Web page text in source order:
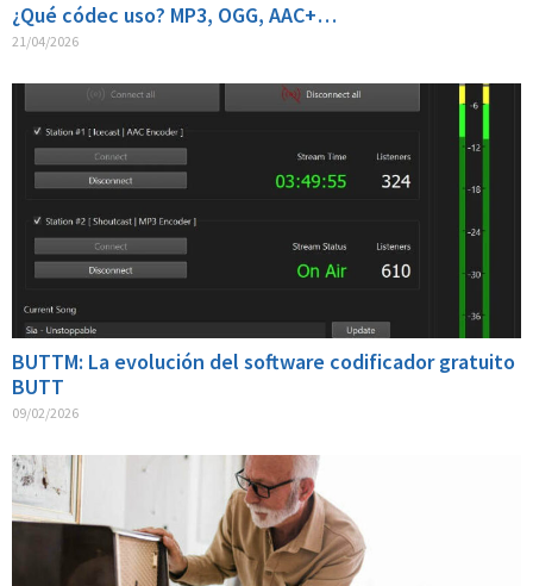
¿Qué códec uso? MP3, OGG, AAC+…
21/04/2026
BUTTM: La evolución del software codificador gratuito
BUTT
09/02/2026